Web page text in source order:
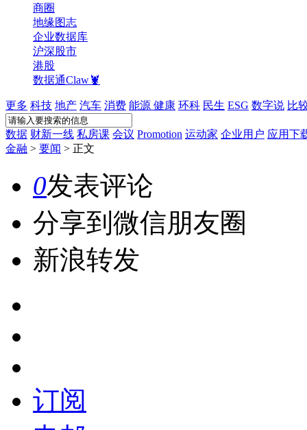
商圈
地缘图志
企业数据库
沪深股市
港股
数据通Claw🦞
更多 科技 地产 汽车 消费 能源 健康 环科 民生 ESG 数字说 比
数据 财新一线 私房课 会议 Promotion 运动家 企业用户 应用下
金融 > 要闻 > 正文
0发表评论
分享到微信朋友圈
新浪转发
订阅